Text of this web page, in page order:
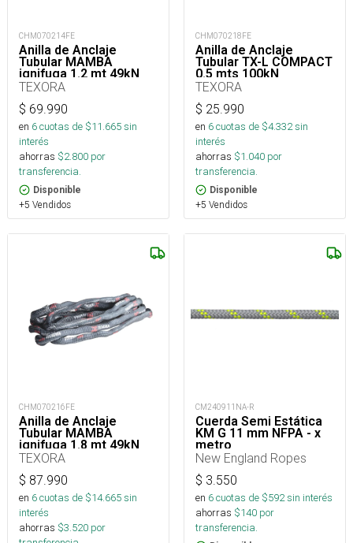
CHM070214FE
Anilla de Anclaje
Tubular MAMBA
ignifuga 1.2 mt 49kN
TEXORA
$ 69.990
en 6cuotas de $11.665sin
interés
ahorras $2.800 por
transferencia.
Disponible
+5 Vendidos
CHM070218FE
Anilla de Anclaje
Tubular TX-L COMPACT
0.5 mts 100kN
TEXORA
$ 25.990
en 6cuotas de $4.332sin
interés
ahorras $1.040 por
transferencia.
Disponible
+5 Vendidos
CHM070216FE
Anilla de Anclaje
Tubular MAMBA
ignifuga 1.8 mt 49kN
TEXORA
$ 87.990
en 6cuotas de $14.665sin
interés
ahorras $3.520 por
CM240911NA-R
Cuerda Semi Estática
KM G 11 mm NFPA - x
metro
New England Ropes
$ 3.550
en 6cuotas de $592sin interés
ahorras $140 por
transferencia.